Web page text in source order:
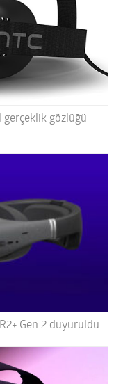
gerçeklik gözlüğü
Gen 2 duyuruldu